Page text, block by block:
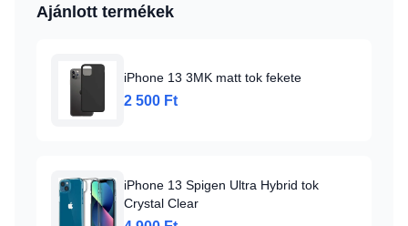
Ajánlott termékek
iPhone 13 3MK matt tok fekete
2 500 Ft
iPhone 13 Spigen Ultra Hybrid tok
Crystal Clear